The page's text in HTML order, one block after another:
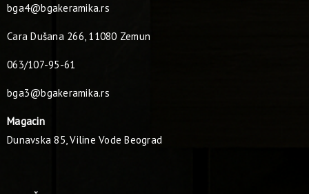
bga4@bgakeramika.rs
Cara Dušana 266, 11080 Zemun
063/107-95-61
bga3@bgakeramika.rs
Magacin
Dunavska 85, Viline Vode Beograd